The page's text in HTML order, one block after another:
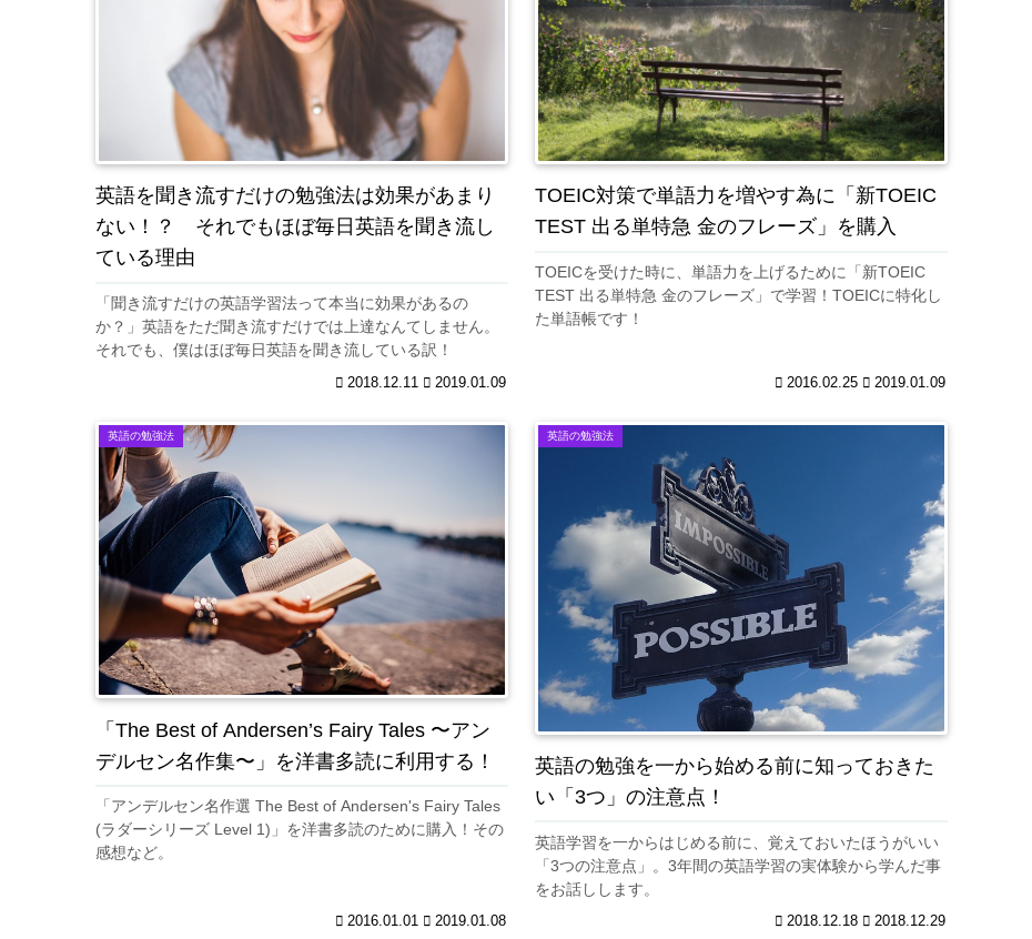
英語を聞き流すだけの勉強法は効果があまり
ない！？ それでもほぼ毎日英語を聞き流し
ている理由
「聞き流すだけの英語学習法って本当に効果があるの
か？」英語をただ聞き流すだけでは上達なんてしません。
それでも、僕はほぼ毎日英語を聞き流している訳！
2018.12.11 2019.01.09
TOEIC対策で単語力を増やす為に「新TOEIC
TEST 出る単特急 金のフレーズ」を購入
TOEICを受けた時に、単語力を上げるために「新TOEIC
TEST 出る単特急 金のフレーズ」で学習！TOEICに特化し
た単語帳です！
2016.02.25 2019.01.09
英語の勉強法
「The Best of Andersen’s Fairy Tales 〜アン
デルセン名作集〜」を洋書多読に利用する！
「アンデルセン名作選 The Best of Andersen's Fairy Tales
(ラダーシリーズ Level 1)」を洋書多読のために購入！その
感想など。
2016.01.01 2019.01.08
英語の勉強法
英語の勉強を一から始める前に知っておきた
い「3つ」の注意点！
英語学習を一からはじめる前に、覚えておいたほうがいい
「3つの注意点」。3年間の英語学習の実体験から学んだ事
をお話しします。
2018.12.18 2018.12.29